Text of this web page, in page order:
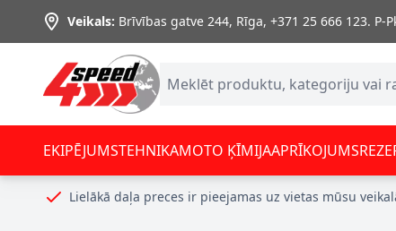
Skip to Content
Veikals: Brīvības gatve 244, Rīga, +371 25 666 123. P-
EKIPĒJUMSTEHNIKAMOTO ĶĪMIJAAPRĪKOJUMS
Lielākā daļa preces ir pieejamas uz vietas mūsu